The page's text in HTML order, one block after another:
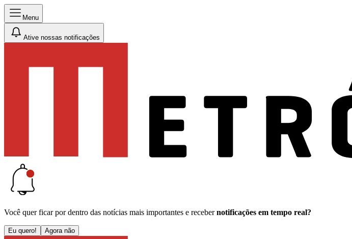
Menu
Ative nossas notificações
Você quer ficar por dentro das notícias mais importantes e receber notificações em tempo real?
Eu quero! Agora não